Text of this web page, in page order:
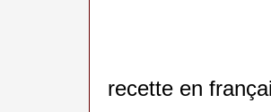
recette en